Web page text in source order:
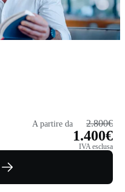
A partire da 2.800€
1.400€
IVA esclusa